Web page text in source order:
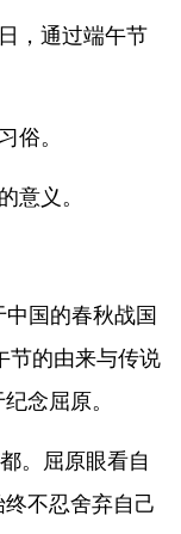
，通过端午节
俗。
意义。
国的春秋战国
节的由来与传说
念屈原。
。屈原眼看自
不忍舍弃自己